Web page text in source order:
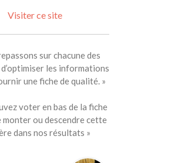
Visiter ce site
sur chacune des
les informations
une fiche de qualité. »
voter en bas de la fiche
ou descendre cette
dans nos résultats »